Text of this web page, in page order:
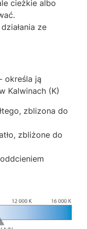
cieżkie albo
ze
określa ją
Kalwinach (K)
zblizona do
zbliżone do